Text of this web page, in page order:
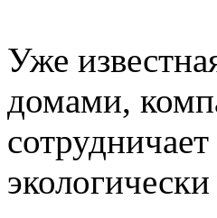
Уже
домами,